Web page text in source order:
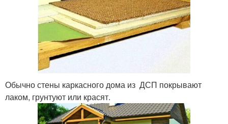
Обычно стены каркасного дома из ДСП покрывают
лаком, грунтуют или красят.